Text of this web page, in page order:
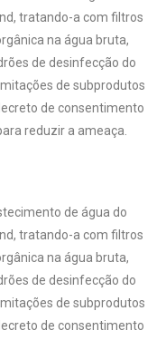
tratando-a com filtros
na água bruta,
de desinfecção do
de subprodutos
de consentimento
reduzir a ameaça.
de água do
tratando-a com filtros
na água bruta,
de desinfecção do
de subprodutos
de consentimento